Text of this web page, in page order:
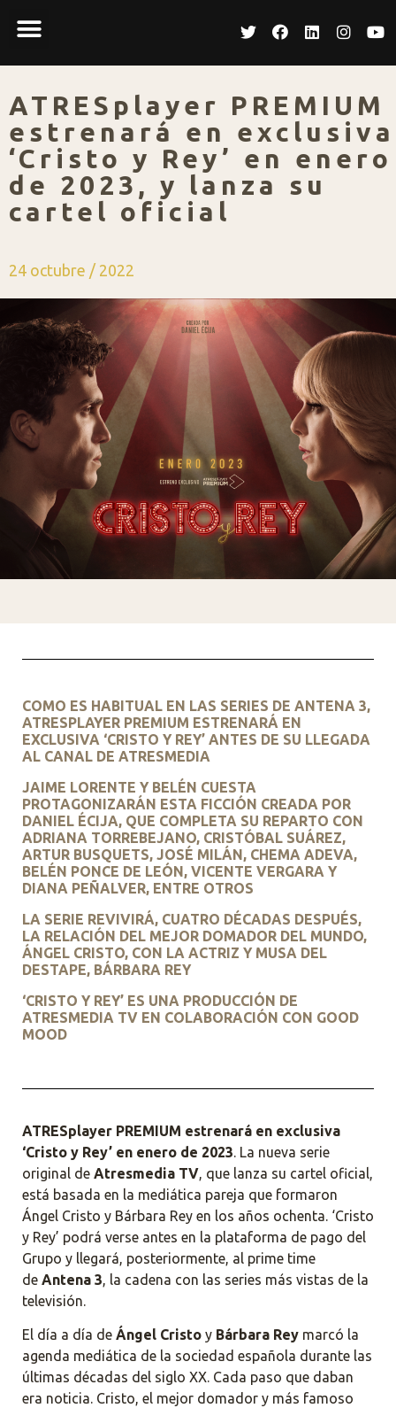
ATRESplayer PREMIUM
estrenará en exclusiva
‘Cristo y Rey’ en enero
de 2023, y lanza su
cartel oficial
24 octubre / 2022
COMO ES HABITUAL EN LAS SERIES DE ANTENA 3,
ATRESPLAYER PREMIUM ESTRENARÁ EN
EXCLUSIVA ‘CRISTO Y REY’ ANTES DE SU LLEGADA
AL CANAL DE ATRESMEDIA
JAIME LORENTE Y BELÉN CUESTA
PROTAGONIZARÁN ESTA FICCIÓN CREADA POR
DANIEL ÉCIJA, QUE COMPLETA SU REPARTO CON
ADRIANA TORREBEJANO, CRISTÓBAL SUÁREZ,
ARTUR BUSQUETS, JOSÉ MILÁN, CHEMA ADEVA,
BELÉN PONCE DE LEÓN, VICENTE VERGARA Y
DIANA PEÑALVER, ENTRE OTROS
LA SERIE REVIVIRÁ, CUATRO DÉCADAS DESPUÉS,
LA RELACIÓN DEL MEJOR DOMADOR DEL MUNDO,
ÁNGEL CRISTO, CON LA ACTRIZ Y MUSA DEL
DESTAPE, BÁRBARA REY
‘CRISTO Y REY’ ES UNA PRODUCCIÓN DE
ATRESMEDIA TV EN COLABORACIÓN CON GOOD
MOOD
ATRESplayer PREMIUM estrenará en exclusiva
‘Cristo y Rey’ en enero de 2023. La nueva serie
original de Atresmedia TV, que lanza su cartel oficial,
está basada en la mediática pareja que formaron
Ángel Cristo y Bárbara Rey en los años ochenta. ‘Cristo
y Rey’ podrá verse antes en la plataforma de pago del
Grupo y llegará, posteriormente, al prime time
de Antena 3, la cadena con las series más vistas de la
televisión.
El día a día de Ángel Cristo y Bárbara Rey marcó la
agenda mediática de la sociedad española durante las
últimas décadas del siglo XX. Cada paso que daban
era noticia. Cristo, el mejor domador y más famoso